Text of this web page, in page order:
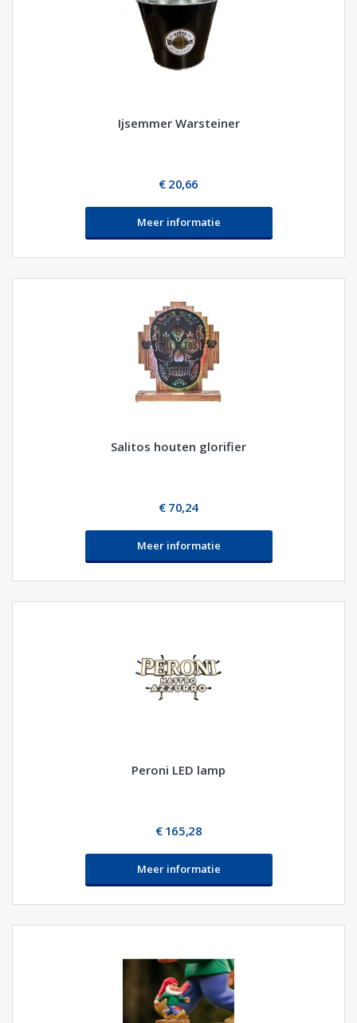
Ijsemmer Warsteiner
€ 20,66
Meer informatie
Salitos houten glorifier
€ 70,24
Meer informatie
Peroni LED lamp
€ 165,28
Meer informatie